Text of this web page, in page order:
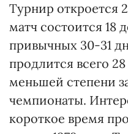
Турнир откроется
матч состоится 18
привычных 30-31
продлится всего
меньшей степени
чемпионаты.
короткое время